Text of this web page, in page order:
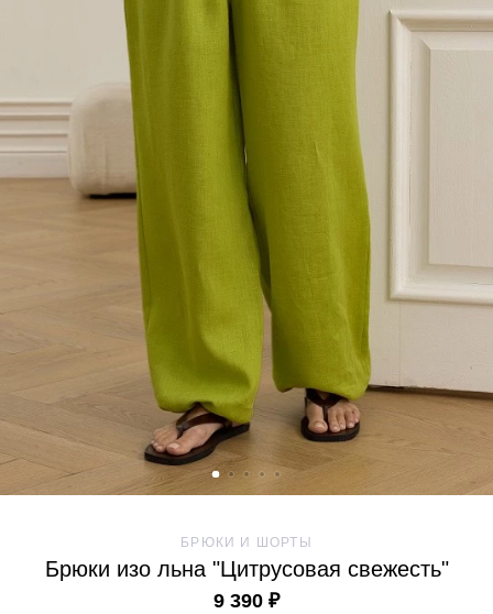
БРЮКИ И ШОРТЫ
Брюки изо льна "Цитрусовая свежесть"
9 390 ₽